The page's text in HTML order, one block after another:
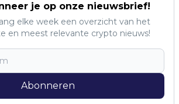
je op onze nieuwsbrief!
elke week een overzicht van het
en meest relevante crypto nieuws!
Abonneren